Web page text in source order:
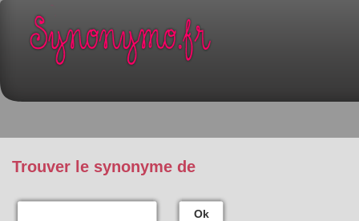
Trouver le synonyme de
Ok